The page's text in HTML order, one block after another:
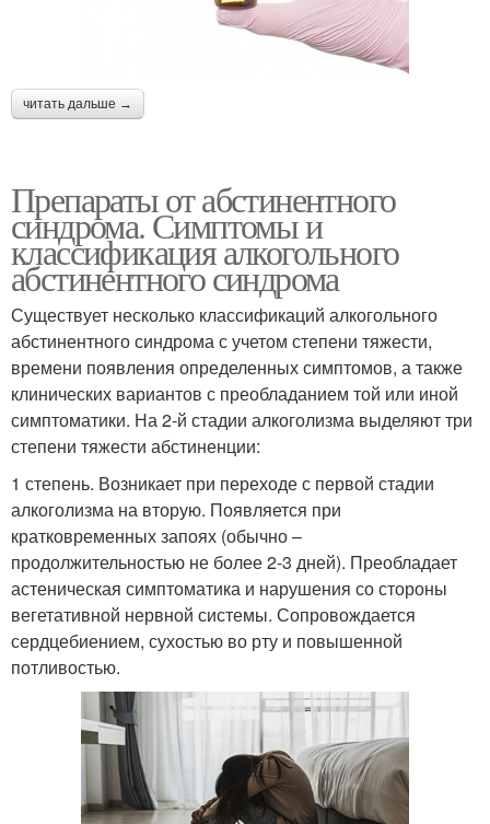
читать дальше →
Препараты от абстинентного
синдрома. Симптомы и
классификация алкогольного
абстинентного синдрома
Существует несколько классификаций алкогольного
абстинентного синдрома с учетом степени тяжести,
времени появления определенных симптомов, а также
клинических вариантов с преобладанием той или иной
симптоматики. На 2-й стадии алкоголизма выделяют три
степени тяжести абстиненции:
1 степень. Возникает при переходе с первой стадии
алкоголизма на вторую. Появляется при
кратковременных запоях (обычно –
продолжительностью не более 2-3 дней). Преобладает
астеническая симптоматика и нарушения со стороны
вегетативной нервной системы. Сопровождается
сердцебиением, сухостью во рту и повышенной
потливостью.